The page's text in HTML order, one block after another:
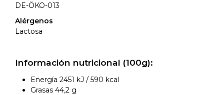
DE-ÖKO-013
Alérgenos
Lactosa
Información nutricional (100g):
Energía 2451 kJ / 590 kcal
Grasas 44,2 g